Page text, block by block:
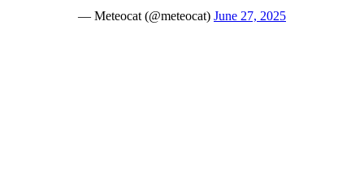
— Meteocat (@meteocat) June 27, 2025